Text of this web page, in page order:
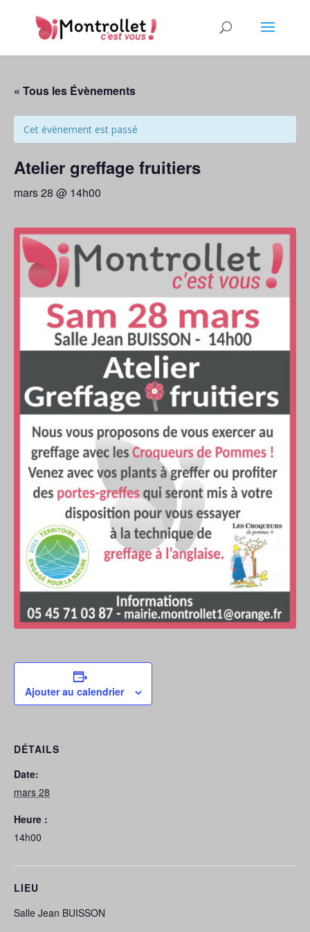
« Tous les Évènements
Cet évènement est passé
Atelier greffage fruitiers
mars 28 @ 14h00
Ajouter au calendrier
DÉTAILS
Date:
mars 28
Heure :
14h00
LIEU
Salle Jean BUISSON